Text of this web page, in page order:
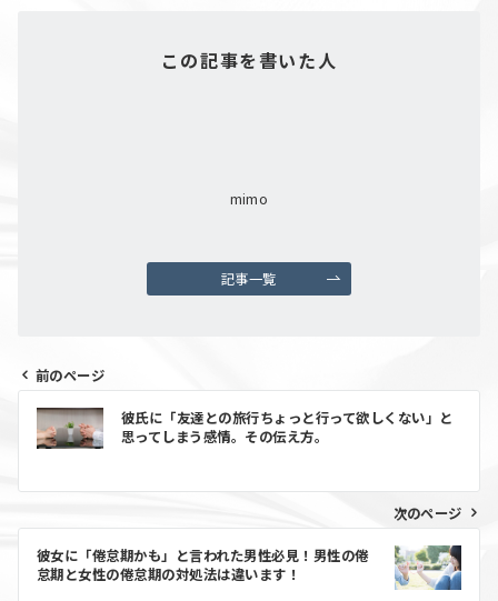
この記事を書いた人
mimo
記事一覧
前のページ
彼氏に「友達との旅行ちょっと行って欲しくない」と
思ってしまう感情。その伝え方。
次のページ
彼女に「倦怠期かも」と言われた男性必見！男性の倦
怠期と女性の倦怠期の対処法は違います！